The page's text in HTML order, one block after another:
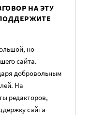
НА ЭТУ
но
сайта.
добровольным
На
редакторов,
сайта